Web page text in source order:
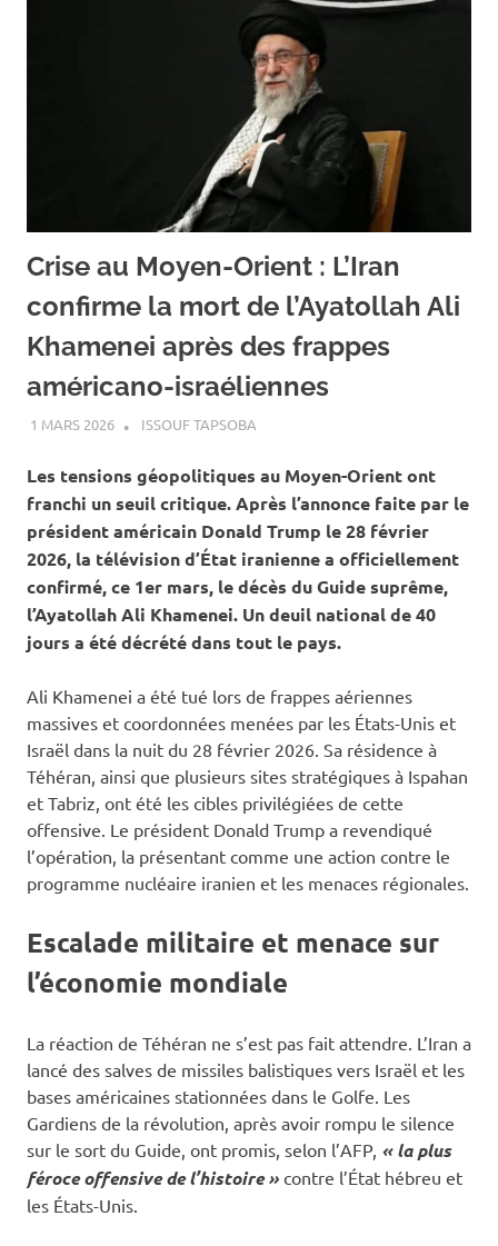
Crise au Moyen-Orient : L’Iran
confirme la mort de l’Ayatollah Ali
Khamenei après des frappes
américano-israéliennes
1 MARS 2026 ISSOUF TAPSOBA
Les tensions géopolitiques au Moyen-Orient ont
franchi un seuil critique. Après l’annonce faite par le
président américain Donald Trump le 28 février
2026, la télévision d’État iranienne a officiellement
confirmé, ce 1er mars, le décès du Guide suprême,
l’Ayatollah Ali Khamenei. Un deuil national de 40
jours a été décrété dans tout le pays.
Ali Khamenei a été tué lors de frappes aériennes
massives et coordonnées menées par les États-Unis et
Israël dans la nuit du 28 février 2026. Sa résidence à
Téhéran, ainsi que plusieurs sites stratégiques à Ispahan
et Tabriz, ont été les cibles privilégiées de cette
offensive. Le président Donald Trump a revendiqué
l’opération, la présentant comme une action contre le
programme nucléaire iranien et les menaces régionales.
Escalade militaire et menace sur
l’économie mondiale
La réaction de Téhéran ne s’est pas fait attendre. L’Iran a
lancé des salves de missiles balistiques vers Israël et les
bases américaines stationnées dans le Golfe. Les
Gardiens de la révolution, après avoir rompu le silence
sur le sort du Guide, ont promis, selon l’AFP, « la plus
féroce offensive de l’histoire » contre l’État hébreu et
les États-Unis.